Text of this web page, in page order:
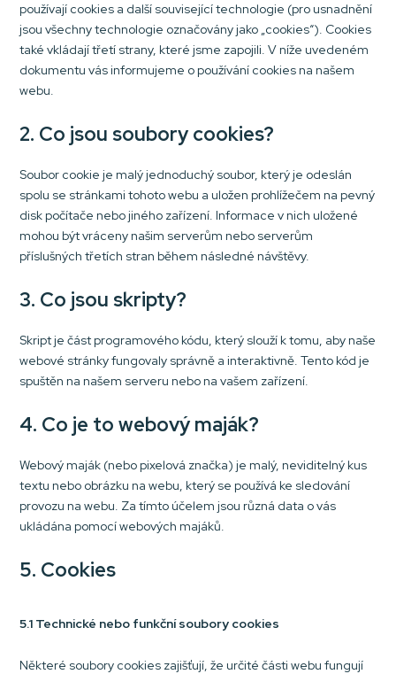
používají cookies a další související technologie (pro usnadnění
jsou všechny technologie označovány jako „cookies“). Cookies
také vkládají třetí strany, které jsme zapojili. V níže uvedeném
dokumentu vás informujeme o používání cookies na našem
webu.
2. Co jsou soubory cookies?
Soubor cookie je malý jednoduchý soubor, který je odeslán
spolu se stránkami tohoto webu a uložen prohlížečem na pevný
disk počítače nebo jiného zařízení. Informace v nich uložené
mohou být vráceny našim serverům nebo serverům
příslušných třetích stran během následné návštěvy.
3. Co jsou skripty?
Skript je část programového kódu, který slouží k tomu, aby naše
webové stránky fungovaly správně a interaktivně. Tento kód je
spuštěn na našem serveru nebo na vašem zařízení.
4. Co je to webový maják?
Webový maják (nebo pixelová značka) je malý, neviditelný kus
textu nebo obrázku na webu, který se používá ke sledování
provozu na webu. Za tímto účelem jsou různá data o vás
ukládána pomocí webových majáků.
5. Cookies
5.1 Technické nebo funkční soubory cookies
Některé soubory cookies zajišťují, že určité části webu fungují